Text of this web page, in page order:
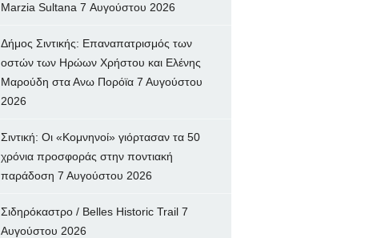
Marzia Sultana 7 Αυγούστου 2026
Δήμος Σιντικής: Επαναπατρισμός των
oστών των Ηρώων Χρήστου και Ελένης
Μαρούδη στα Ανω Πορόϊα 7 Αυγούστου
2026
Σιντική: Οι «Κομνηνοί» γιόρτασαν τα 50
χρόνια προσφοράς στην ποντιακή
παράδοση 7 Αυγούστου 2026
Σιδηρόκαστρο / Belles Historic Trail 7
Αυγούστου 2026